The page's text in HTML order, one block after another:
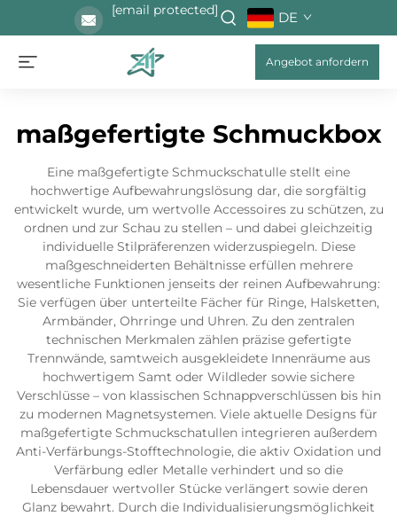
[email protected] DE
Angebot anfordern
maßgefertigte Schmuckbox
Eine maßgefertigte Schmuckschatulle stellt eine
hochwertige Aufbewahrungslösung dar, die sorgfältig
entwickelt wurde, um wertvolle Accessoires zu schützen, zu
ordnen und zur Schau zu stellen – und dabei gleichzeitig
individuelle Stilpräferenzen widerzuspiegeln. Diese
maßgeschneiderten Behältnisse erfüllen mehrere
wesentliche Funktionen jenseits der reinen Aufbewahrung:
Sie verfügen über unterteilte Fächer für Ringe, Halsketten,
Armbänder, Ohrringe und Uhren. Zu den zentralen
technischen Merkmalen zählen präzise gefertigte
Trennwände, samtweich ausgekleidete Innenräume aus
hochwertigem Samt oder Wildleder sowie sichere
Verschlüsse – von klassischen Schnappverschlüssen bis hin
zu modernen Magnetsystemen. Viele aktuelle Designs für
maßgefertigte Schmuckschatullen integrieren außerdem
Anti-Verfärbungs-Stofftechnologie, die aktiv Oxidation und
Verfärbung edler Metalle verhindert und so die
Lebensdauer wertvoller Stücke verlängert sowie deren
Glanz bewahrt. Durch die Individualisierungsmöglichkeit